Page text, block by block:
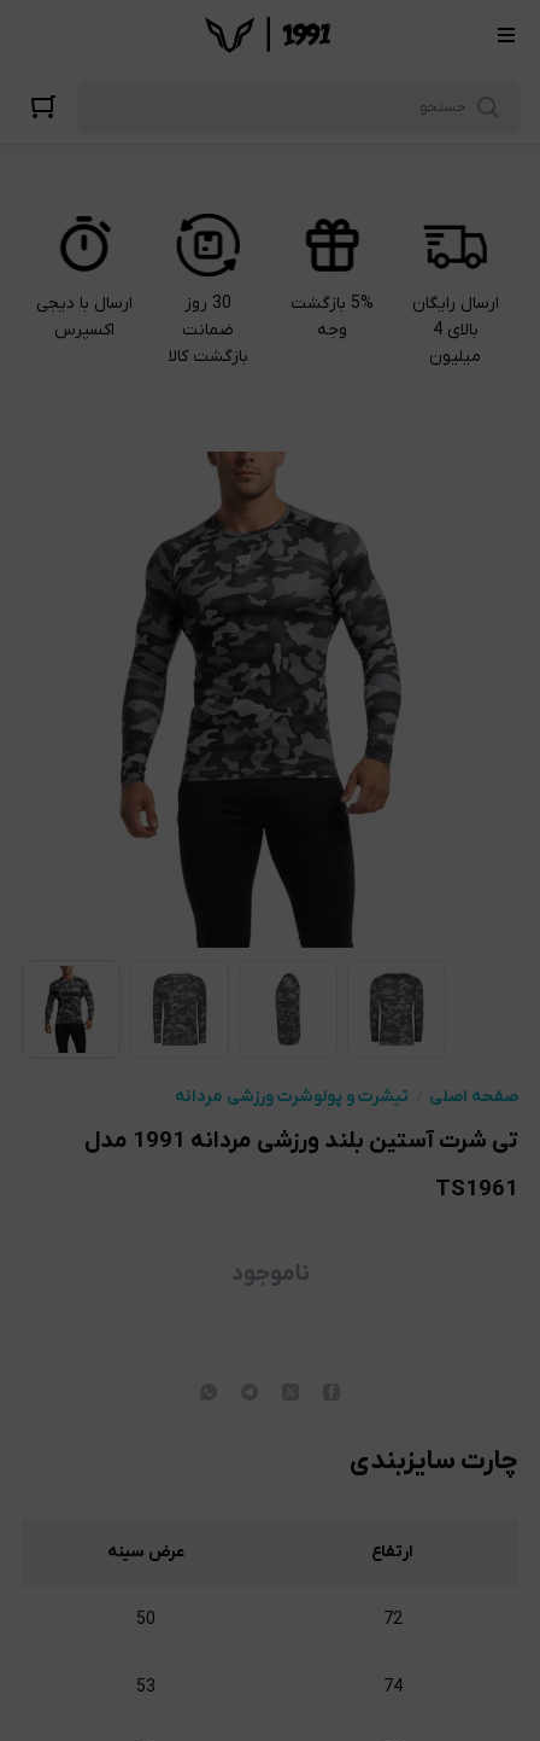
ارسال رایگان
بالای 4
میلیون
5% بازگشت
وجه
30 روز
ضمانت
بازگشت کالا
ارسال با دیجی
اکسپرس
صفحه اصلی تیشرت و پولوشرت ورزشی مردانه
تی شرت آستین بلند ورزشی مردانه 1991 مدل
TS1961
ناموجود
چارت سایزبندی
ارتفاع عرض سینه
72
50
74
53